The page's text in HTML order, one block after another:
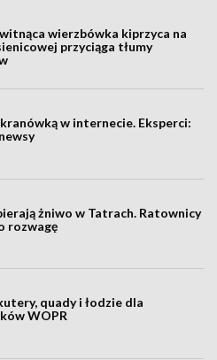
wierzbówka kiprzyca na
przyciąga tłumy
w internecie. Eksperci:
żniwo w Tatrach. Ratownicy
rozwagę
quady i łodzie dla
WOPR